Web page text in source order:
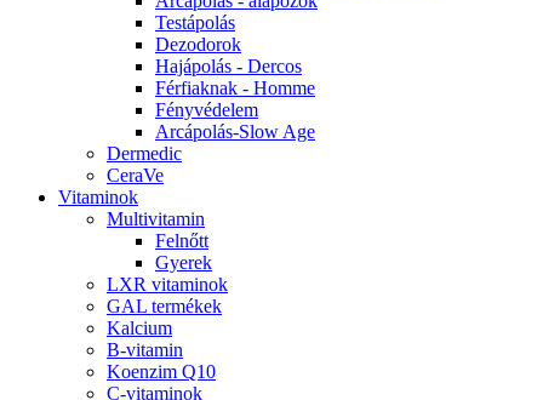
Testápolás
Dezodorok
Hajápolás - Dercos
Férfiaknak - Homme
Fényvédelem
Arcápolás-Slow Age
Dermedic
CeraVe
Vitaminok
Multivitamin
Felnőtt
Gyerek
LXR vitaminok
GAL termékek
Kalcium
B-vitamin
Koenzim Q10
C-vitaminok